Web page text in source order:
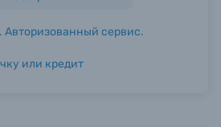
товары)
Авторизованный сервис.
или кредит